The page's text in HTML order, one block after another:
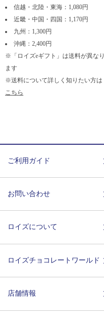
信越・北陸・東海：1,080円
近畿・中国・四国：1,170円
九州：1,300円
沖縄：2,400円
※「ロイズeギフト」は送料が異なり
ます
※送料について詳しく知りたい方は
こちら
ご利用ガイド
お問い合わせ
ロイズについて
ロイズチョコレートワールド
店舗情報